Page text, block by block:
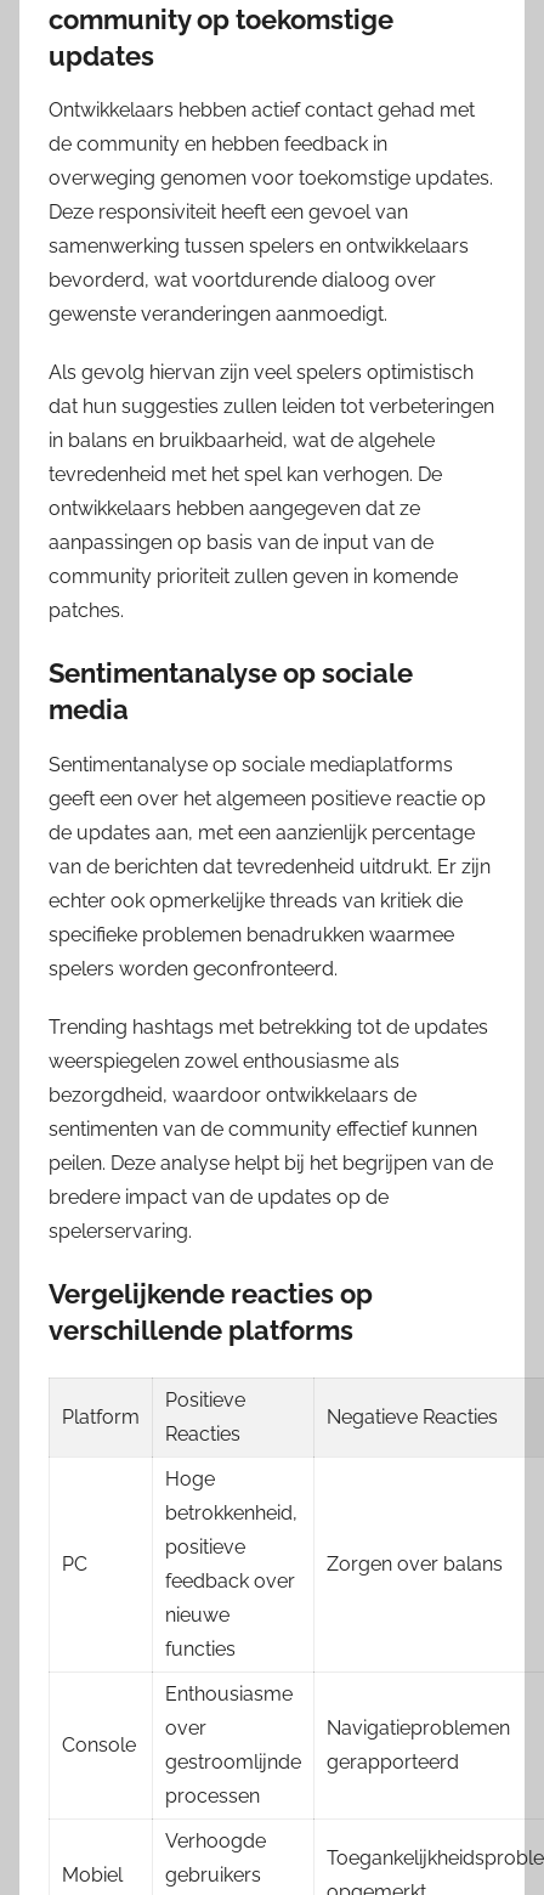
community op toekomstige
updates
Ontwikkelaars hebben actief contact gehad met
de community en hebben feedback in
overweging genomen voor toekomstige updates.
Deze responsiviteit heeft een gevoel van
samenwerking tussen spelers en ontwikkelaars
bevorderd, wat voortdurende dialoog over
gewenste veranderingen aanmoedigt.
Als gevolg hiervan zijn veel spelers optimistisch
dat hun suggesties zullen leiden tot verbeteringen
in balans en bruikbaarheid, wat de algehele
tevredenheid met het spel kan verhogen. De
ontwikkelaars hebben aangegeven dat ze
aanpassingen op basis van de input van de
community prioriteit zullen geven in komende
patches.
Sentimentanalyse op sociale
media
Sentimentanalyse op sociale mediaplatforms
geeft een over het algemeen positieve reactie op
de updates aan, met een aanzienlijk percentage
van de berichten dat tevredenheid uitdrukt. Er zijn
echter ook opmerkelijke threads van kritiek die
specifieke problemen benadrukken waarmee
spelers worden geconfronteerd.
Trending hashtags met betrekking tot de updates
weerspiegelen zowel enthousiasme als
bezorgdheid, waardoor ontwikkelaars de
sentimenten van de community effectief kunnen
peilen. Deze analyse helpt bij het begrijpen van de
bredere impact van de updates op de
spelerservaring.
Vergelijkende reacties op
verschillende platforms
Platform
Positieve
Reacties
Negatieve Reacties
PC
Hoge
betrokkenheid,
positieve
feedback over
nieuwe
functies
Zorgen over balans
Console
Enthousiasme
over
gestroomlijnde
processen
Navigatieproblemen
gerapporteerd
Mobiel
Verhoogde
gebruikers